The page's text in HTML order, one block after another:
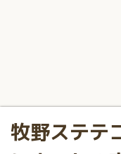
牧野ステテ